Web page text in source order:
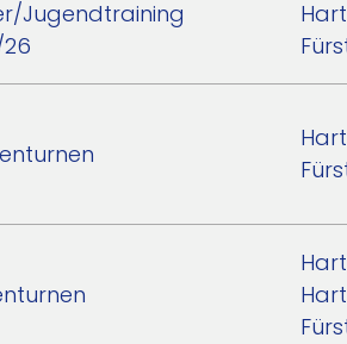
Jugendtraining